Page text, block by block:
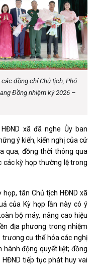
đồng chí Chủ tịch, Phó
Đồng nhiệm kỳ 2026 –
xã đã nghe Ủy ban
ý kiến, kiến nghị của cử
qua, đồng thời thông qua
các kỳ họp thường lệ trong
họp, tân Chủ tịch HĐND xã
của Kỳ họp lần này có ý
bộ máy, nâng cao hiệu
địa phương trong nhiệm
trương cụ thể hóa các nghị
hành động quyết liệt; đồng
tiếp tục phát huy vai